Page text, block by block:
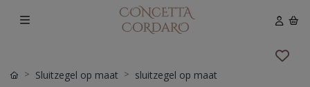
Sluitzegel op maat sluitzegel op maat